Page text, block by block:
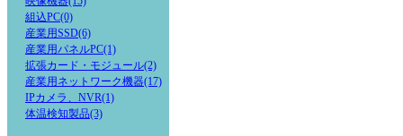
組込PC(0)
産業用SSD(6)
産業用パネルPC(1)
拡張カード・モジュール(2)
産業用ネットワーク機器(17)
IPカメラ、NVR(1)
体温検知製品(3)